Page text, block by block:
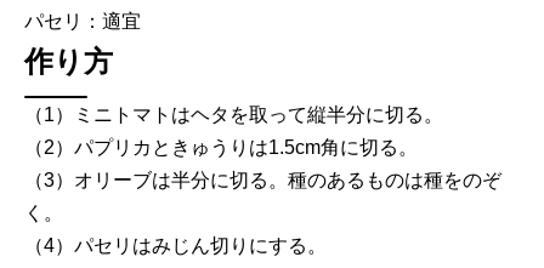
パセリ：適宜
作り方
（1）ミニトマトはヘタを取って縦半分に切る。
（2）パプリカときゅうりは1.5cm角に切る。
（3）オリーブは半分に切る。種のあるものは種をのぞ
く。
（4）パセリはみじん切りにする。